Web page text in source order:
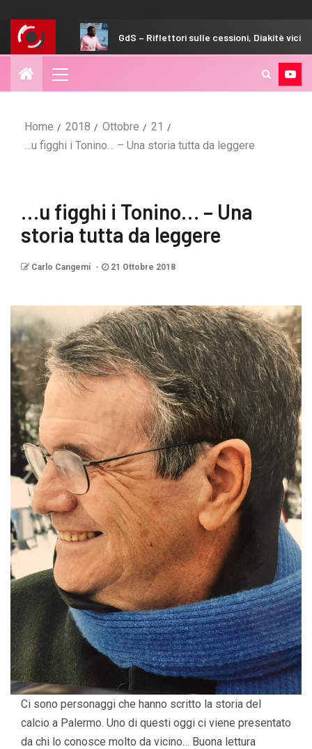
GdS – Riflettori sulle cessioni, Diakitè vicino allo Zulte
Home 2018 Ottobre
21
…u figghi i Tonino… – Una storia tutta da leggere
…u figghi i Tonino… – Una
storia tutta da leggere
Carlo Cangemi 21 Ottobre 2018
Ci sono personaggi che hanno scritto la storia del
calcio a Palermo. Uno di questi oggi ci viene presentato
da chi lo conosce molto da vicino… Buona lettura